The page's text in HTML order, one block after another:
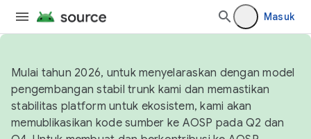
Masuk
Mulai tahun 2026, untuk menyelaraskan dengan model
pengembangan stabil trunk kami dan memastikan
stabilitas platform untuk ekosistem, kami akan
memublikasikan kode sumber ke AOSP pada Q2 dan